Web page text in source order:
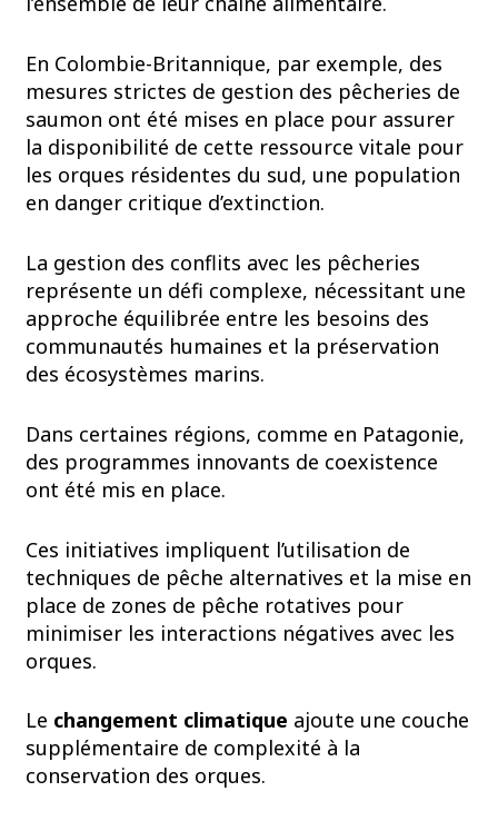
En Colombie-Britannique, par exemple, des
mesures strictes de gestion des pêcheries de
saumon ont été mises en place pour assurer
la disponibilité de cette ressource vitale pour
les orques résidentes du sud, une population
en danger critique d’extinction.
La gestion des conflits avec les pêcheries
représente un défi complexe, nécessitant une
approche équilibrée entre les besoins des
communautés humaines et la préservation
des écosystèmes marins.
Dans certaines régions, comme en Patagonie,
des programmes innovants de coexistence
ont été mis en place.
Ces initiatives impliquent l’utilisation de
techniques de pêche alternatives et la mise en
place de zones de pêche rotatives pour
minimiser les interactions négatives avec les
orques.
Le changement climatique ajoute une couche
supplémentaire de complexité à la
conservation des orques.